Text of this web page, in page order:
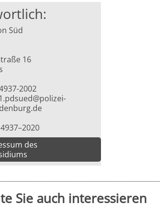
Süd
16
2002
des
Sie auch interessieren